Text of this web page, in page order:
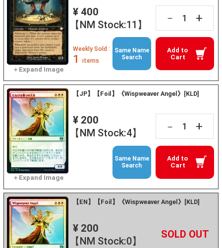
¥ 400
【NM Stock:11】
－ +
Add to
Cart
Weekly Sold :
1 items
Same Name
Search
【JP】【Foil】《Wispweaver Angel》[KLD]
¥ 200
【NM Stock:4】
－ +
Add to
Cart
Same Name
Search
【EN】【Foil】《Wispweaver Angel》[KLD]
¥ 200
【NM Stock:0】
－ +